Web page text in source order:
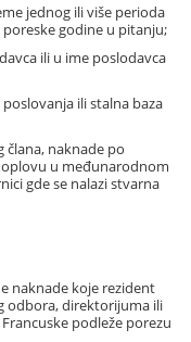
jednog ili više perioda
godine u pitanju;
ili u ime poslodavca
ili stalna baza
naknade po
u međunarodnom
gde se nalazi stvarna
naknade koje rezident
odbora, direktorijuma ili
podleže porezu